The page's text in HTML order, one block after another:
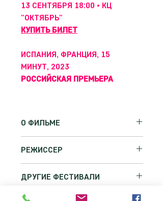
13 СЕНТЯБРЯ 18:00 • КЦ
"ОКТЯБРЬ"
КУПИТЬ БИЛЕТ
ИСПАНИЯ, ФРАНЦИЯ, 15
МИНУТ, 2023
РОССИЙСКАЯ ПРЕМЬЕРА
О ФИЛЬМЕ
главарями контрабанды, а теперь
они лишь тихие владельцы ранчо,
которые готовятся отпраздновать
РЕЖИССЕР
ДРУГИЕ ФЕСТИВАЛИ
Фестиваль короткометражных